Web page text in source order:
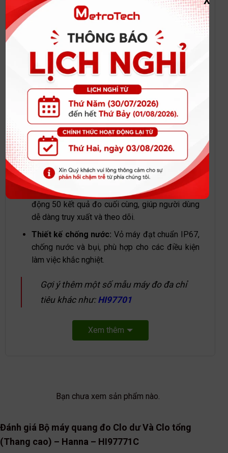
Đo clo dư và clo tổng:
Máy đo có khả năng đo
nồng độ clo dư từ 0.00 đến 5.00 mg/L (ppm) và
clo tổng từ 0 đến 500 mg/L (ppm), phù hợp cho
nhiều ứng dụng khác nhau.
Hệ thống quang học tiên tiến:Sử dụng đèn
LED và bộ lọc giao thoa băng hẹp, đảm bảo độ
chính xác và độ lặp lại cao.
Chế độ hướng dẫn từng bước:Chế độ hướng
dẫn trên màn hình giúp người dùng thực hiện
các phép đo một cách dễ dàng và chính xác.
Tự động tắt nguồn:Tính năng tự động tắt
nguồn sau 15 phút không hoạt động giúp tiết
kiệm pin.
Lưu trữ dữ liệu:
Máy có khả năng lưu trữ tự
động 50 kết quả đo cuối cùng, giúp người dùng
dễ dàng truy xuất và theo dõi.
Thiết kế chống nước: Vỏ máy đạt chuẩn IP67,
chống nước và bụi, phù hợp cho các điều kiện
làm việc khắc nghiệt.
Gợi ý thêm một số mẫu máy đo đa chỉ
tiêu khác như: HI97701
Xem thêm
Bạn chưa xem sản phẩm nào.
Đánh giá Bộ máy quang đo Clo dư Và Clo tổng
(Thang cao) – Hanna – HI97771C